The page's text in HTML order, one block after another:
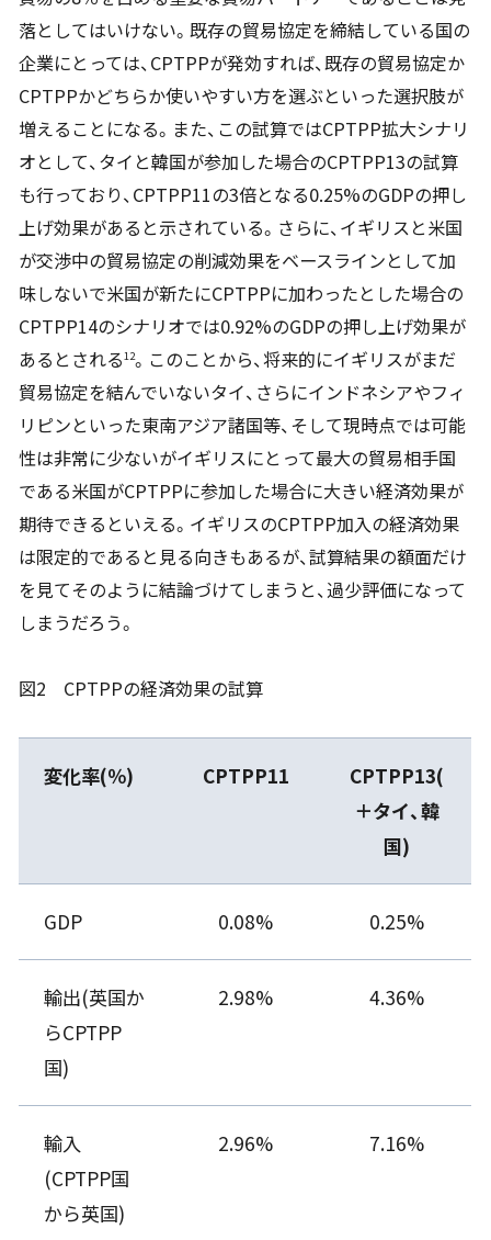
落としてはいけない。既存の貿易協定を締結している国の
企業にとっては、CPTPPが発効すれば、既存の貿易協定か
CPTPPかどちらか使いやすい方を選ぶといった選択肢が
増えることになる。また、この試算ではCPTPP拡大シナリ
オとして、タイと韓国が参加した場合のCPTPP13の試算
も行っており、CPTPP11の3倍となる0.25%のGDPの押し
上げ効果があると示されている。さらに、イギリスと米国
が交渉中の貿易協定の削減効果をベースラインとして加
味しないで米国が新たにCPTPPに加わったとした場合の
CPTPP14のシナリオでは0.92%のGDPの押し上げ効果が
あるとされる12。このことから、将来的にイギリスがまだ
貿易協定を結んでいないタイ、さらにインドネシアやフィ
リピンといった東南アジア諸国等、そして現時点では可能
性は非常に少ないがイギリスにとって最大の貿易相手国
である米国がCPTPPに参加した場合に大きい経済効果が
期待できるといえる。イギリスのCPTPP加入の経済効果
は限定的であると見る向きもあるが、試算結果の額面だけ
を見てそのように結論づけてしまうと、過少評価になって
しまうだろう。
図2 CPTPPの経済効果の試算
変化率(％) CPTPP11
CPTPP13(
＋タイ、韓
国)
GDP 0.08% 0.25%
輸出(英国か
らCPTPP
国)
2.98% 4.36%
輸入
(CPTPP国
から英国)
2.96% 7.16%